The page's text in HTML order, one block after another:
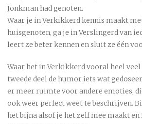
Jonkman had genoten.
Waar je in Verkikkerd kennis maakt
huisgenoten, ga je in Verslingerd van
leert ze beter kennen en sluit ze één
Waar het in Verkikkerd vooral heel
tweede deel de humor iets wat
er meer ruimte voor andere emoties,
ook weer perfect weet te beschrijven.
het bijna alsof je het zelf mee maakt